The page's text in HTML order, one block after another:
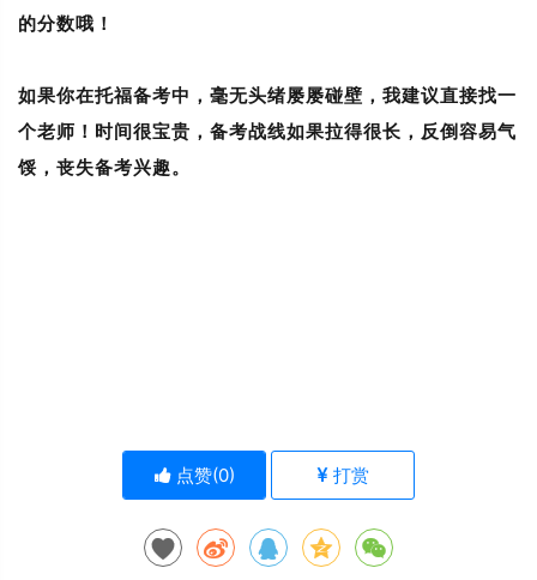
的分数哦！
如果你在托福备考中，毫无头绪屡屡碰壁，我建议直接找一
个老师！ 时间很宝贵，备考战线如果拉得很长，反倒容易气
馁，丧失备考兴趣。
点赞(0) 打赏